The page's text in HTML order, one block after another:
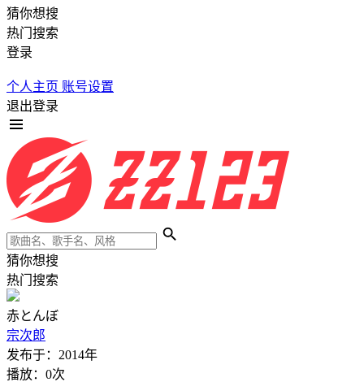
猜你想搜
热门搜索
登录
个人主页 账号设置
退出登录
猜你想搜
热门搜索
赤とんぼ
宗次郎
发布于： 2014年
播放： 0次